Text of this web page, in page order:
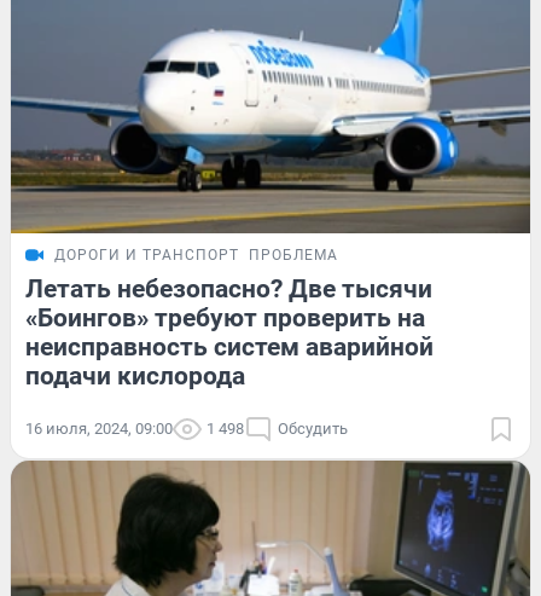
ДОРОГИ И ТРАНСПОРТ ПРОБЛЕМА
Летать небезопасно? Две тысячи
«Боингов» требуют проверить на
неисправность систем аварийной
подачи кислорода
16 июля, 2024, 09:00 1 498 Обсудить